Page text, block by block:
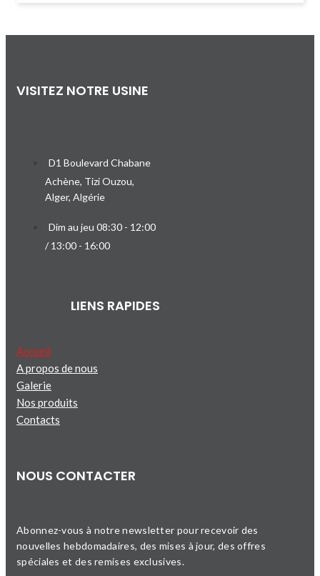
VISITEZ NOTRE USINE
D1 Boulevard Chabane
Achène, Tizi Ouzou,
Alger, Algérie
Dim au jeu 08:30 - 12:00
/ 13:00 - 16:00
LIENS RAPIDES
Accueil
A propos de nous
Galerie
Nos produits
Contacts
NOUS CONTACTER
Abonnez-vous à notre newsletter pour recevoir des
nouvelles hebdomadaires, des mises à jour, des offres
spéciales et des remises exclusives.